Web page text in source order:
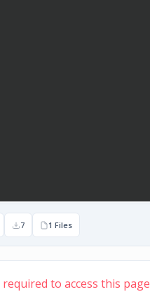
7 1 Files
to access this page